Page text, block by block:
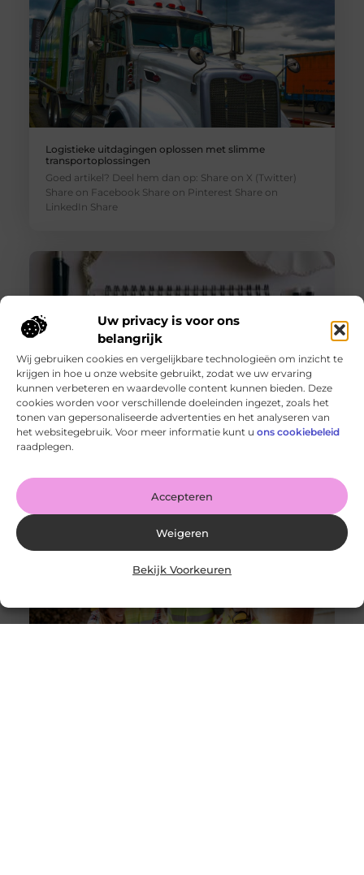
Uw privacy is voor ons
belangrijk
Wij gebruiken cookies en vergelijkbare technologieën om inzicht te
krijgen in hoe u onze website gebruikt, zodat we uw ervaring
kunnen verbeteren en waardevolle content kunnen bieden. Deze
cookies worden voor verschillende doeleinden ingezet, zoals het
tonen van gepersonaliseerde advertenties en het analyseren van
het websitegebruik. Voor meer informatie kunt u ons cookiebeleid
raadplegen.
Accepteren
Weigeren
Bekijk Voorkeuren
Logistieke uitdagingen oplossen met slimme
transportoplossingen
Goed artikel? Deel hem dan op: Share on X (Twitter)
Share on Facebook Share on Pinterest Share on
LinkedIn Share
De voordelen van het drukken van kalenders voor jouw
bedrijf!
Goed artikel? Deel hem dan op: Share on X (Twitter)